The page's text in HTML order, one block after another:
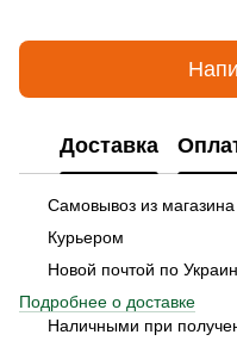
Доставка
Самовывоз из магазина
Курьером
Новой почтой по
Подробнее о доставке
Наличными при